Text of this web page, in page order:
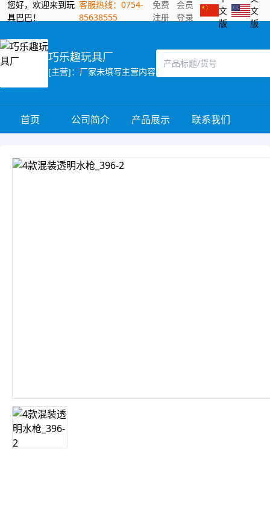
您好，欢迎来到玩
具巴巴！
客服热线：0754-
85638555
免费
注册
会员
登录
文
版
文
版
巧乐趣玩具厂
[主营]：厂家未填写主营内容
首页 公司简介 产品展示 联系我们